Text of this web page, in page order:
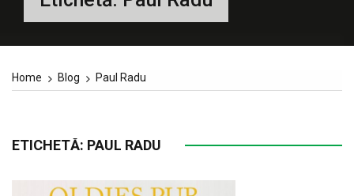
Home Blog Paul Radu
ETICHETĂ: PAUL RADU